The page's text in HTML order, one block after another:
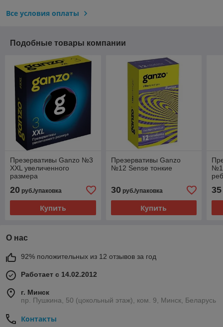
Все условия оплаты
Подобные товары компании
Презервативы Ganzo №3
XXL увеличенного
размера
20 руб./упаковка
Купить
Презервативы Ganzo
№12 Sense тонкие
30руб./упаковка
Купить
35
О нас
92% положительных из 12 отзывов за год
Работает с 14.02.2012
г. Минск
пр. Пушкина, 50 (цокольный этаж), ком. 9, Минск, Беларусь
Контакты